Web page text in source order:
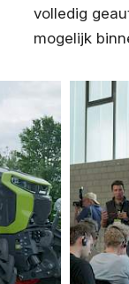
volledig
mogelijk